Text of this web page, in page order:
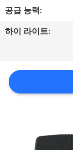
어
질
관
공급 능력:
하이 라이트: